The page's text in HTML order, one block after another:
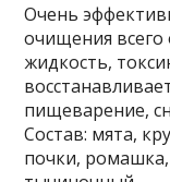
Очень
очищения
жидкость,
пищеварение,
Состав: мята,
почки,